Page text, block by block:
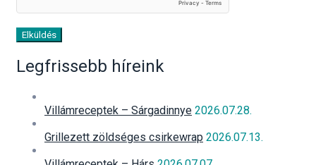
Elküldés
Legfrissebb híreink
Villámreceptek – Sárgadinnye 2026.07.28.
Grillezett zöldséges csirkewrap 2026.07.13.